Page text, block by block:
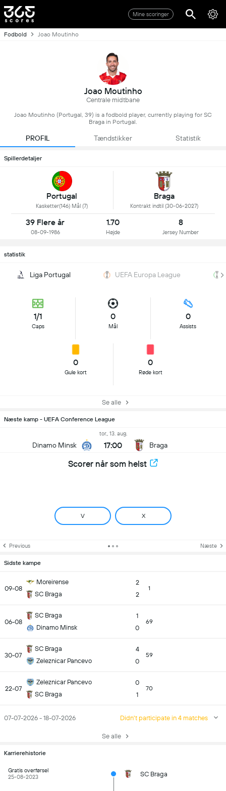
Mine scoringer
Fodbold Joao Moutinho
Joao Moutinho
Centrale midtbane
Joao Moutinho (Portugal, 39) is a fodbold player, currently playing for SC
Braga in Portugal.
PROFIL Tændstikker Statistik
Spillerdetaljer
Portugal
Kasketter(146) Mål (7)
Braga
Kontrakt indtil (30-06-2027)
39 Flere år
08-09-1986
1.70
Højde
8
Jersey Number
statistik
Liga Portugal UEFA Europa League
1/1
Caps
0
Mål
0
Assists
0
Gule kort
0
Røde kort
Se alle
Næste kamp - UEFA Conference League
Dinamo Minsk
tor., 13. aug.
17:00 Braga
Scorer når som helst
V X
Previous Næste
Sidste kampe
09-08
Moreirense
SC Braga
2
2
1
06-08
SC Braga
Dinamo Minsk
1
0
69
30-07
SC Braga
Zeleznicar Pancevo
4
0
59
22-07
Zeleznicar Pancevo
SC Braga
0
1
70
07-07-2026 - 18-07-2026 Didn't participate in 4 matches
Se alle
Karrierehistorie
Gratis overførsel
25-08-2023
SC Braga